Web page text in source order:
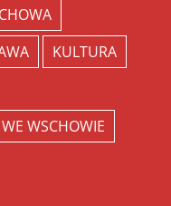
KULTURA
WSCHOWIE